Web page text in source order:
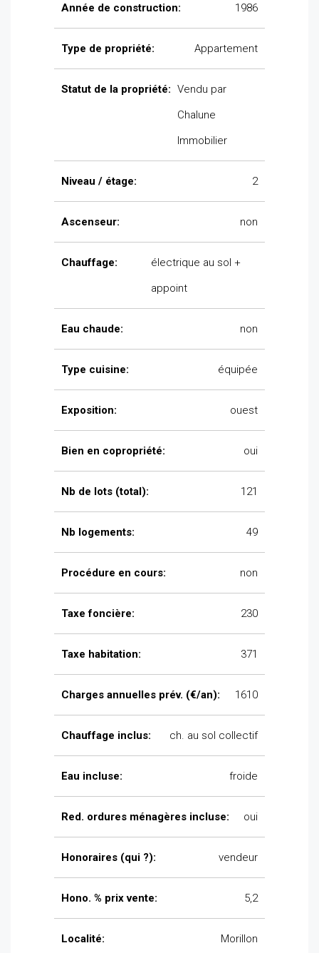
Année de construction: 1986
Type de propriété: Appartement
Statut de la propriété: Vendu par
Chalune
Immobilier
Niveau / étage: 2
Ascenseur: non
Chauffage:
électrique au sol +
appoint
Eau chaude: non
Type cuisine: équipée
Exposition: ouest
Bien en copropriété: oui
Nb de lots (total): 121
Nb logements: 49
Procédure en cours: non
Taxe foncière: 230
Taxe habitation: 371
Charges annuelles prév. (€/an): 1610
Chauffage inclus: ch. au sol collectif
Eau incluse: froide
Red. ordures ménagères incluse: oui
Honoraires (qui ?): vendeur
Hono. % prix vente: 5,2
Localité: Morillon